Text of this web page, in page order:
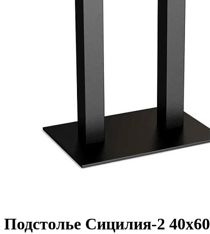
Подстолье Сицилия-2 40х60